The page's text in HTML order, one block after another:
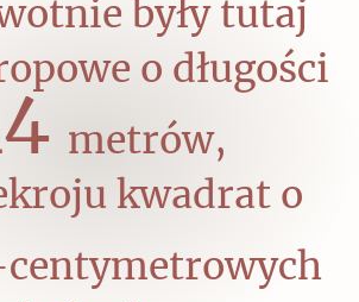
były tutaj
o długości
metrów,
kwadrat o